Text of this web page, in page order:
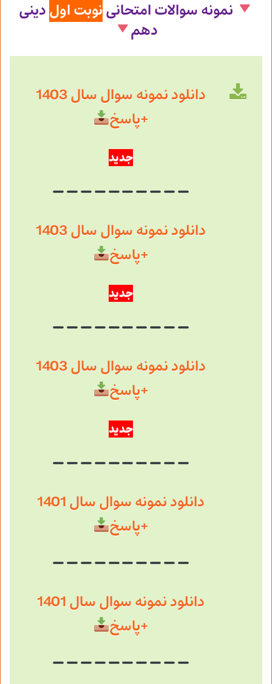
نمونه سوالات امتحانینوبت اولدینی
دهم
دانلود نمونه سوال سال 1403
+پاسخ
جدید
دانلود نمونه سوال سال 1403
+پاسخ
جدید
دانلود نمونه سوال سال 1403
+پاسخ
جدید
دانلود نمونه سوال سال 1401
+پاسخ
دانلود نمونه سوال سال 1401
+پاسخ